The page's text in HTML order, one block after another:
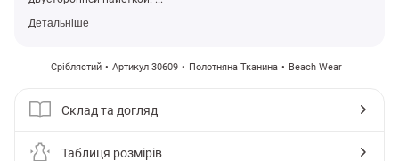
Детальніше
Сріблястий Артикул 30609 Полотняна Тканина Beach Wear
Склад та догляд
Таблиця розмірів